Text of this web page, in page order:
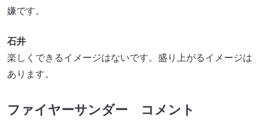
嫌です。
石井
楽しくできるイメージはないです。盛り上がるイメージは
あります。
ファイヤーサンダー コメント